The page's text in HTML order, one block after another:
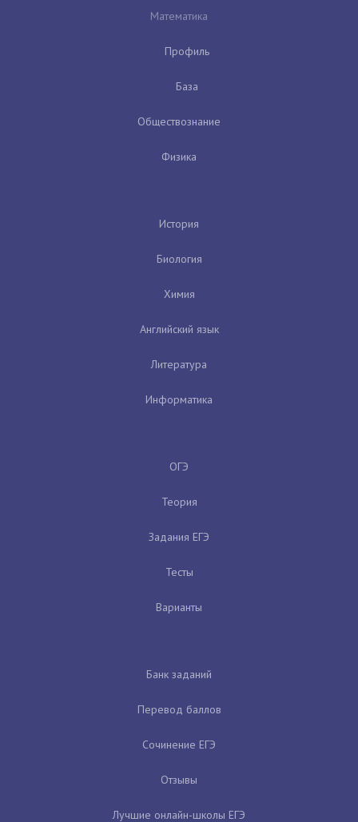
Математика
Профиль
База
Обществознание
Физика
История
Биология
Химия
Английский язык
Литература
Информатика
ОГЭ
Теория
Задания ЕГЭ
Тесты
Варианты
Банк заданий
Перевод баллов
Сочинение ЕГЭ
Отзывы
Лучшие онлайн-школы ЕГЭ